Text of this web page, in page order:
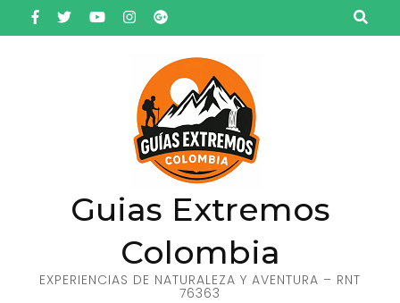
Saltar
al
Guias Extremos
Colombia
EXPERIENCIAS DE NATURALEZA Y AVENTURA – RNT
76363